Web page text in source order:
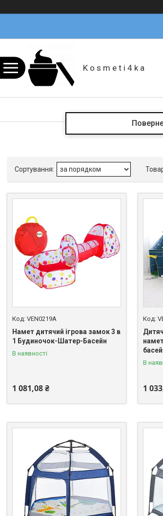
K o s m e t i 4 k a
VEN0219А
Намет дитячий ігрова замок 3 в
1 Будиночок-Шатер-Басейн
В наявності
1 081,08 ₴
В
1